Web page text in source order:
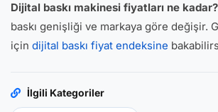
Dijital baskı makinesi fiyatları ne kadar?
baskı genişliği ve markaya göre değişir.
için dijital baskı fiyat endeksine
İlgili Kategoriler